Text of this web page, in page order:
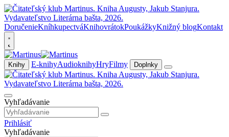
DoručenieKníhkupectváKnihovrátokPoukážkyKnižný blogKontakt
Knihy E-knihyAudioknihyHryFilmy Doplnky
Vyhľadávanie
Prihlásiť
Vyhľadávanie